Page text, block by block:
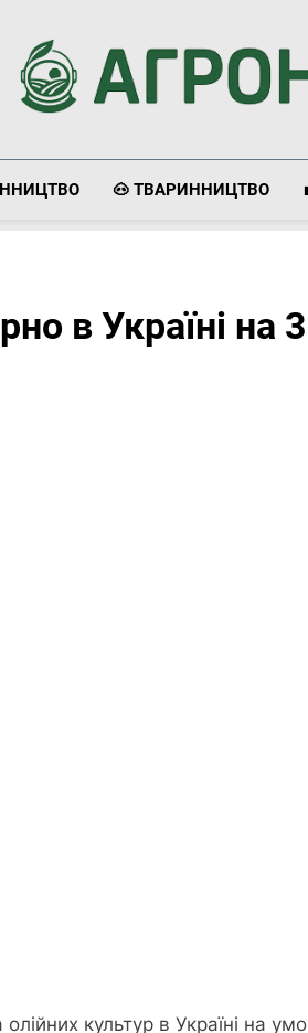
Агронавт
🐽 ТВАРИННИЦТВО
в Україні на
культур в Україні на